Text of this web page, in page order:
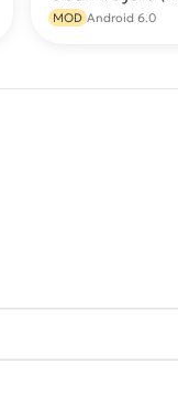
MOD Android 6.0